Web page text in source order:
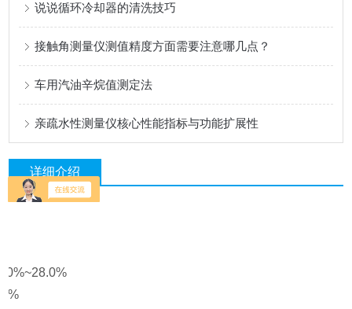
说说循环冷却器的清洗技巧
接触角测量仪测值精度方面需要注意哪几点？
车用汽油辛烷值测定法
亲疏水性测量仪核心性能指标与功能扩展性
详细介绍